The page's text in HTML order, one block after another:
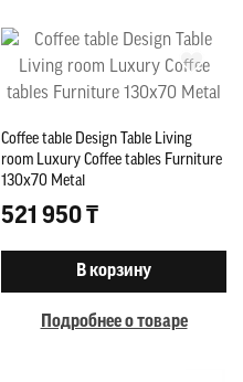
Coffee table Design Table Living
room Luxury Coffee tables Furniture
130x70 Metal
521 950 ₸
В корзину
Подробнее о товаре